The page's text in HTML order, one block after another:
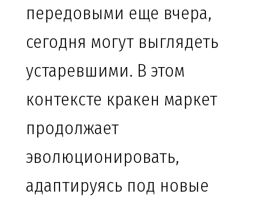
передовыми еще вчера,
сегодня могут выглядеть
устаревшими. В этом
контексте кракен маркет
продолжает
эволюционировать,
адаптируясь под новые